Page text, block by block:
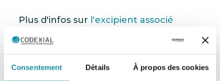
Consentement Détails À propos des cookies
Plus d'infos sur l'excipient associé